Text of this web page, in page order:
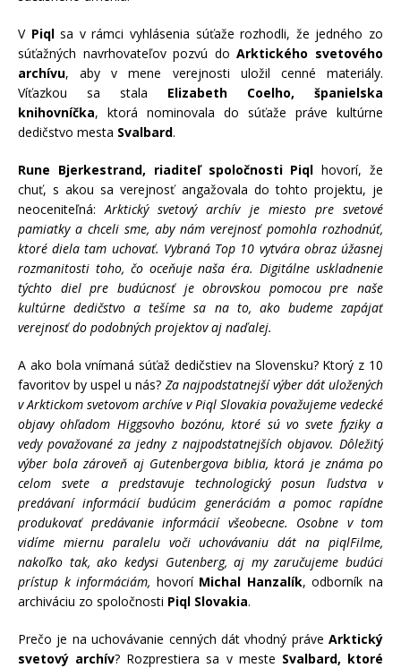
V Piqlsa v rámci vyhlásenia súťaže rozhodli, že jedného zo
súťažných navrhovateľov pozvú doArktického svetového
archívu, aby v mene verejnosti uložil cenné materiály.
Víťazkou sa stala Elizabeth Coelho, španielska
knihovníčka, ktorá nominovala do súťaže práve kultúrne
dedičstvo mesta Svalbard.
Rune Bjerkestrand, riaditeľ spoločnosti Piql hovorí, že
chuť, s akou sa verejnosť angažovala do tohto projektu, je
neoceniteľná:Arktický svetový archív je miesto pre svetové
pamiatky a chceli sme, aby nám verejnosť pomohla rozhodnúť,
ktoré diela tam uchovať. Vybraná Top 10 vytvára obraz úžasnej
rozmanitosti toho, čo oceňuje naša éra. Digitálne uskladnenie
týchto diel pre budúcnosť je obrovskou pomocou pre naše
kultúrne dedičstvo a tešíme sa na to, ako budeme zapájať
verejnosť do podobných projektov aj naďalej.
A ako bola vnímaná súťaž dedičstiev na Slovensku? Ktorý z 10
favoritov by uspel u nás? Za najpodstatnejší výber dát uložených
v Arktickom svetovom archíve v Piql Slovakia považujeme vedecké
objavy ohľadom Higgsovho bozónu, ktoré sú vo svete fyziky a
vedy považované za jedny z najpodstatnejších objavov. Dôležitý
výber bola zároveň aj Gutenbergova biblia, ktorá je známa po
celom svete a predstavuje technologický posun ľudstva v
predávaní informácií budúcim generáciám a pomoc rapídne
produkovať predávanie informácií všeobecne. Osobne v tom
vidíme miernu paralelu voči uchovávaniu dát na piqlFilme,
nakoľko tak, ako kedysi Gutenberg, aj my zaručujeme budúci
prístup k informáciám, hovorí Michal Hanzalík, odborník na
archiváciu zo spoločnosti Piql Slovakia.
Prečo je na uchovávanie cenných dát vhodný práve Arktický
svetový archív? Rozprestiera sa v meste Svalbard, ktoré